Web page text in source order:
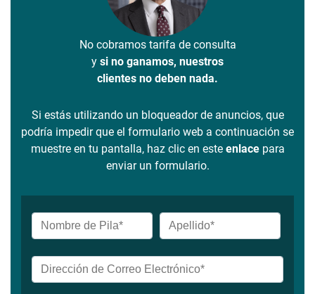
No cobramos tarifa de consulta
y si no ganamos, nuestros
clientes no deben nada.
Si estás utilizando un bloqueador de anuncios, que
podría impedir que el formulario web a continuación se
muestre en tu pantalla, haz clic en este enlacepara
enviar un formulario.